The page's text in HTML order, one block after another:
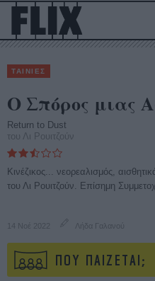
ΤΑΙΝΙΕΣ
Ο Σπόρος μιας
Return to Dust
του Λι Ρουιτζούν
Κινέζικος... νεορεαλισμός,
του Λι Ρουιτζούν. Επίσημη
14 Νοέ 2022 Λήδα Γαλανού
ΠΟΥ ΠΑΙΖΕΤΑΙ;